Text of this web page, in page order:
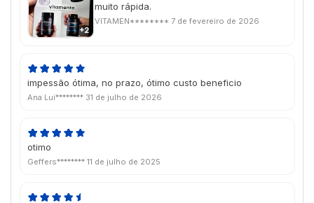
+2
muito rápida.
VITAMEN******** 7 de fevereiro de 2026
impessão ótima, no prazo, ótimo custo beneficio
Ana Lui******** 31 de julho de 2026
otimo
Geffers******** 11 de julho de 2025